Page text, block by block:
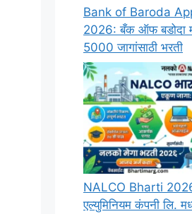
Bank of Baroda
2026: बँक ऑफ बडोदा
5000 जागांसाठी भरती
NALCO Bharti
एल्युमिनियम कंपनी लि.